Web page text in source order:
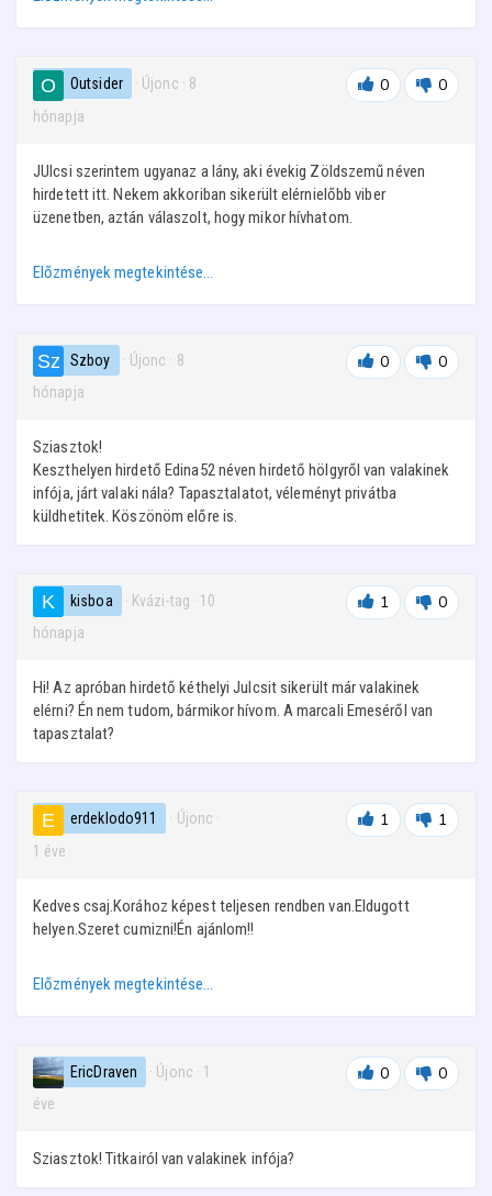
Outsider · Újonc · 8
hónapja
0 0
JUlcsi szerintem ugyanaz a lány, aki évekig Zöldszemű néven
hirdetett itt. Nekem akkoriban sikerült elérnielőbb viber
üzenetben, aztán válaszolt, hogy mikor hívhatom.
Előzmények megtekintése…
Szboy · Újonc · 8
hónapja
0 0
Sziasztok!
Keszthelyen hirdető Edina52 néven hirdető hölgyről van valakinek
infója, járt valaki nála? Tapasztalatot, véleményt privátba
küldhetitek. Köszönöm előre is.
kisboa · Kvázi-tag · 10
hónapja
1 0
Hi! Az apróban hirdető kéthelyi Julcsit sikerült már valakinek
elérni? Én nem tudom, bármikor hívom. A marcali Emeséről van
tapasztalat?
erdeklodo911 · Újonc ·
1 éve
1 1
Kedves csaj.Korához képest teljesen rendben van.Eldugott
helyen.Szeret cumizni!Én ajánlom!!
Előzmények megtekintése…
EricDraven · Újonc · 1
éve
0 0
Sziasztok! Titkairól van valakinek infója?